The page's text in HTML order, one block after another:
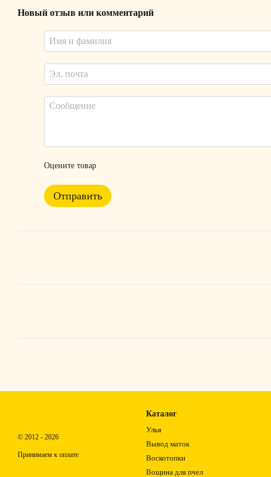
Новый отзыв или комментарий
Оцените товар
Отправить
© 2012 - 2026
Принимаем к оплате
Каталог
Улья
Вывод маток
Воскотопки
Вощина для пчел